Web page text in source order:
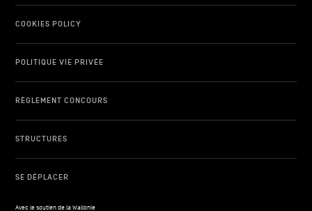
COOKIES POLICY
POLITIQUE VIE PRIVÉE
RÈGLEMENT CONCOURS
STRUCTURES
SE DÉPLACER
Avec le soutien de la Wallonie